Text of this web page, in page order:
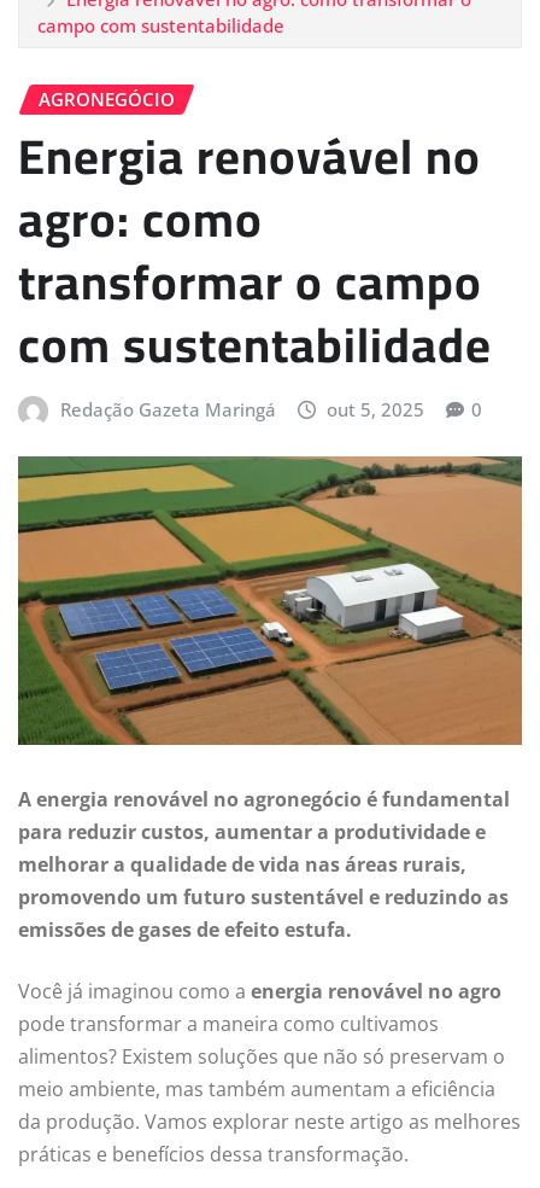
campo com sustentabilidade
AGRONEGÓCIO
Energia renovável no
agro: como
transformar o campo
com sustentabilidade
Redação Gazeta Maringá out 5, 2025 0
A energia renovável no agronegócio é fundamental
para reduzir custos, aumentar a produtividade e
melhorar a qualidade de vida nas áreas rurais,
promovendo um futuro sustentável e reduzindo as
emissões de gases de efeito estufa.
Você já imaginou como a energia renovável no agro
pode transformar a maneira como cultivamos
alimentos? Existem soluções que não só preservam o
meio ambiente, mas também aumentam a eficiência
da produção. Vamos explorar neste artigo as melhores
práticas e benefícios dessa transformação.